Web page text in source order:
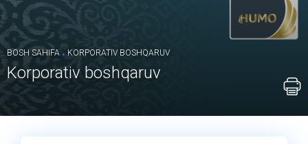
BOSH SAHIFA . KORPORATIV BOSHQARUV
Korporativ boshqaruv